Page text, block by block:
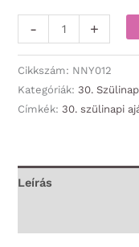
-
Nyakkendő
-
Így
néz
-
+
Cikkszám: NNY012
Kategóriák:30.
Címkék:30. szülinapi
Leírás